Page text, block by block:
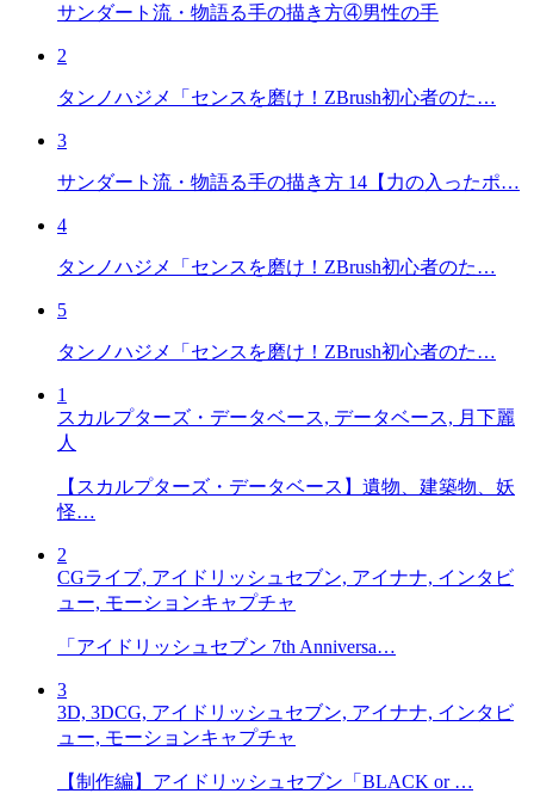
サンダート流・物語る手の描き方④男性の手
2
タンノハジメ「センスを磨け！ZBrush初心者のた…
3
サンダート流・物語る手の描き方 14【力の入ったポ…
4
タンノハジメ「センスを磨け！ZBrush初心者のた…
5
タンノハジメ「センスを磨け！ZBrush初心者のた…
1
スカルプターズ・データベース, データベース, 月下麗
人
【スカルプターズ・データベース】遺物、建築物、妖
怪…
2
CGライブ, アイドリッシュセブン, アイナナ, インタビ
ュー, モーションキャプチャ
「アイドリッシュセブン 7th Anniversa…
3
3D, 3DCG, アイドリッシュセブン, アイナナ, インタビ
ュー, モーションキャプチャ
【制作編】アイドリッシュセブン「BLACK or …